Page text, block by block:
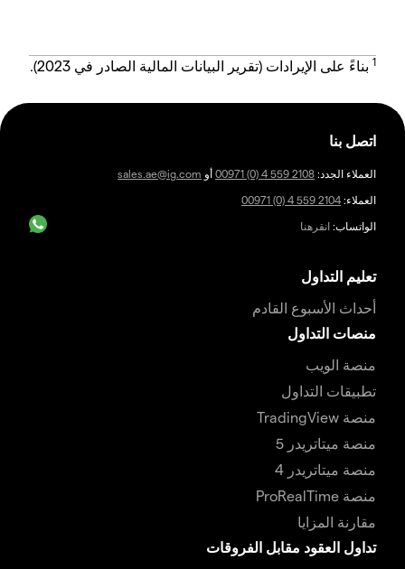
1 بناءً على الإيرادات (تقرير البيانات المالية الصادر في 2023).
اتصل بنا
العملاء الجدد: 00971 (0) 4 559 2108 أو sales.ae@ig.com
العملاء: 00971 (0) 4 559 2104
الواتساب: انقرهنا
تعليم التداول
أحداث الأسبوع القادم
منصات التداول
منصة الويب
تطبيقات التداول
منصة TradingView
منصة ميتاتريدر 5
منصة ميتاتريدر 4
منصة ProRealTime
مقارنة المزايا
تداول العقود مقابل الفروقات